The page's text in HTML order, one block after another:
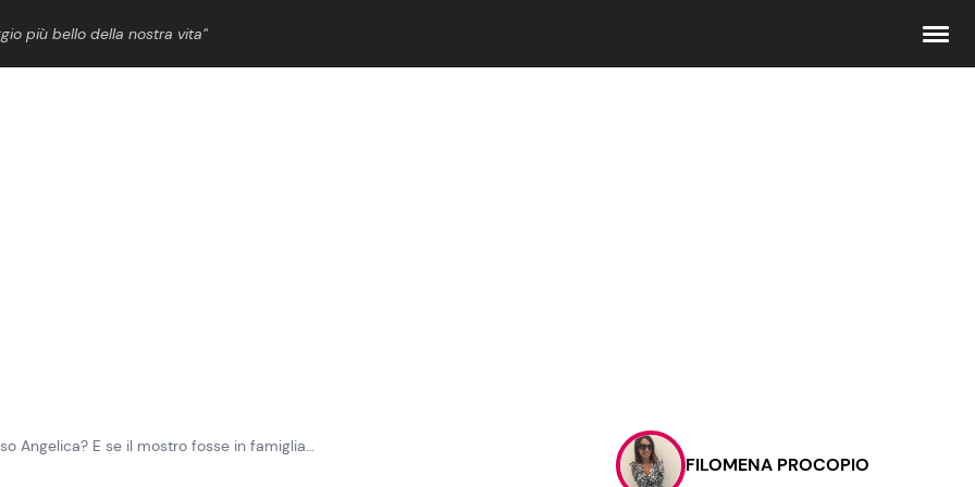
più bello della nostra vita”
Contattaci
Pubblicità
Angelica? E se il mostro fosse in famiglia…
FILOMENA PROCOPIO